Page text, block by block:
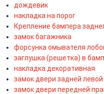
дождевик
накладка на порог
Крепление бампера
замок багажника
форсунка омывателя
заглушка (решетка) в
накладка декоративная
замок двери задней левой
замок двери передней